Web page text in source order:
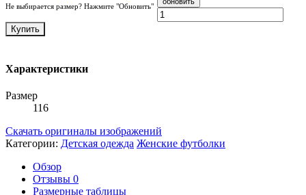
Не выбирается размер? Нажмите "Обновить"
Купить
Характеристики
Размер
116
Скачать оригиналы изображений
Категории: Детская одежда Женские футболки
Обзор
Отзывы 0
Размерные таблицы